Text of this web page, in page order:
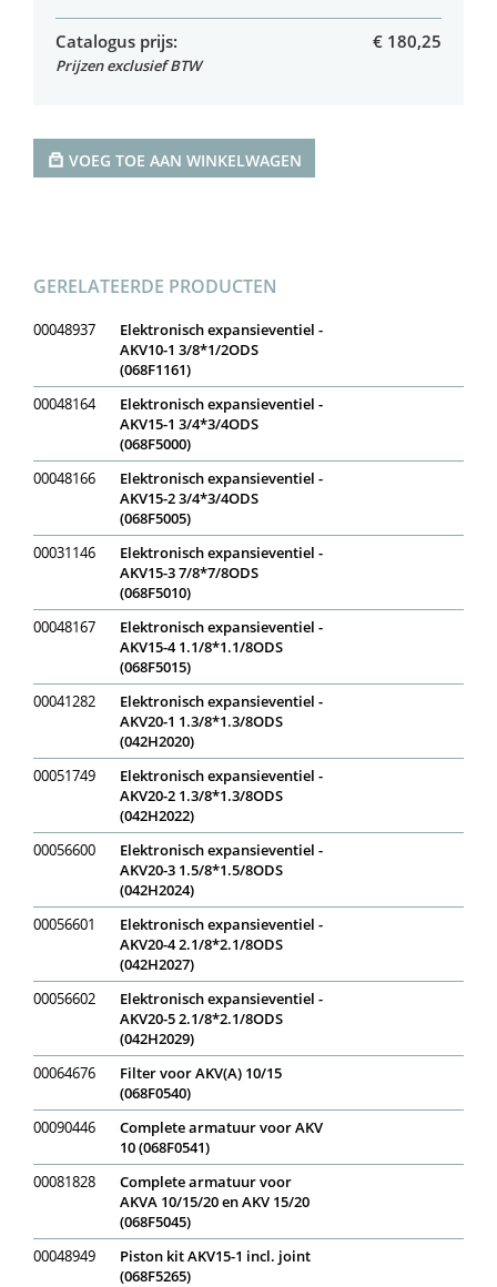
Catalogus prijs:
Prijzen exclusief BTW
€ 180,25
VOEG TOE AAN WINKELWAGEN
GERELATEERDE PRODUCTEN
00048937
Elektronisch expansieventiel -
AKV10-1 3/8*1/2ODS
(068F1161)
00048164
Elektronisch expansieventiel -
AKV15-1 3/4*3/4ODS
(068F5000)
00048166
Elektronisch expansieventiel -
AKV15-2 3/4*3/4ODS
(068F5005)
00031146
Elektronisch expansieventiel -
AKV15-3 7/8*7/8ODS
(068F5010)
00048167
Elektronisch expansieventiel -
AKV15-4 1.1/8*1.1/8ODS
(068F5015)
00041282
Elektronisch expansieventiel -
AKV20-1 1.3/8*1.3/8ODS
(042H2020)
00051749
Elektronisch expansieventiel -
AKV20-2 1.3/8*1.3/8ODS
(042H2022)
00056600
Elektronisch expansieventiel -
AKV20-3 1.5/8*1.5/8ODS
(042H2024)
00056601
Elektronisch expansieventiel -
AKV20-4 2.1/8*2.1/8ODS
(042H2027)
00056602
Elektronisch expansieventiel -
AKV20-5 2.1/8*2.1/8ODS
(042H2029)
00064676
Filter voor AKV(A) 10/15
(068F0540)
00090446
Complete armatuur voor AKV
10 (068F0541)
00081828
Complete armatuur voor
AKVA 10/15/20 en AKV 15/20
(068F5045)
00048949
Piston kit AKV15-1 incl. joint
(068F5265)